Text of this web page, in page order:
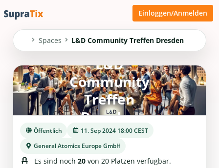
Einloggen/Anmelden
Spaces L&D Community Treffen Dresden
L&D
Community
Treffen
Dresden
Öffentlich
11. Sep 2024 18:00 CEST
General Atomics Europe GmbH
Es sind noch 20von 20 Plätzen verfügbar.